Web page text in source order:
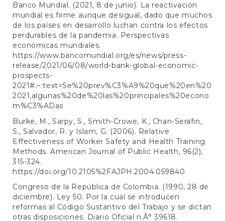
Banco Mundial. (2021, 8 de junio). La reactivación
mundial es firme aunque desigual, dado que muchos
de los países en desarrollo luchan contra los efectos
perdurables de la pandemia. Perspectivas
económicas mundiales.
https://www.bancomundial.org/es/news/press-
release/2021/06/08/world-bank-global-economic-
prospects-
2021#:~:text=Se%20prev%C3%A9%20que%20en%20
2021,algunas%20de%20las%20principales%20econo
m%C3%ADas
Burke, M., Sarpy, S., Smith-Crowe, K., Chan-Serafin,
S., Salvador, R. y Islam, G. (2006). Relative
Effectiveness of Worker Safety and Health Training
Methods. American Journal of Public Health, 96(2),
315-324.
https://doi.org/10.2105%2FAJPH.2004.059840
Congreso de la República de Colombia. (1990, 28 de
diciembre). Ley 50. Por la cual se introducen
reformas al Código Sustantivo del Trabajo y se dictan
otras disposiciones. Diario Oficial n.Â° 39618.